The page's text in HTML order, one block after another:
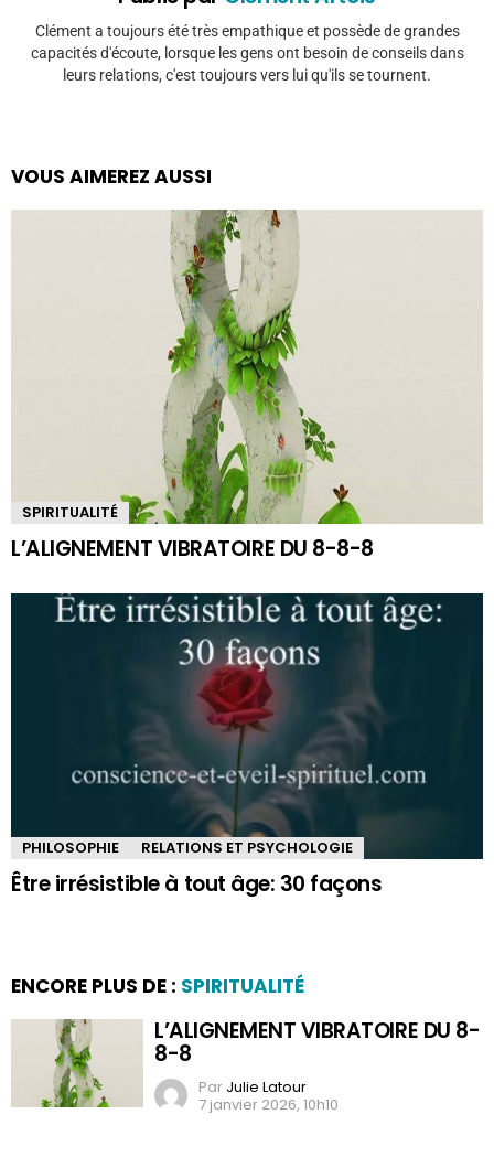
Clément a toujours été très empathique et possède de grandes
capacités d'écoute, lorsque les gens ont besoin de conseils dans
leurs relations, c'est toujours vers lui qu'ils se tournent.
VOUS AIMEREZ AUSSI
SPIRITUALITÉ
L’ALIGNEMENT VIBRATOIRE DU 8-8-8
PHILOSOPHIE RELATIONS ET PSYCHOLOGIE
Être irrésistible à tout âge: 30 façons
ENCORE PLUS DE : SPIRITUALITÉ
L’ALIGNEMENT VIBRATOIRE DU 8-
8-8
Par Julie Latour
7 janvier 2026, 10h10